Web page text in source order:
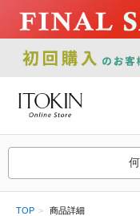
TOP 商品詳細